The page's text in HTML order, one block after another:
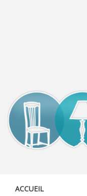
ACCUEIL